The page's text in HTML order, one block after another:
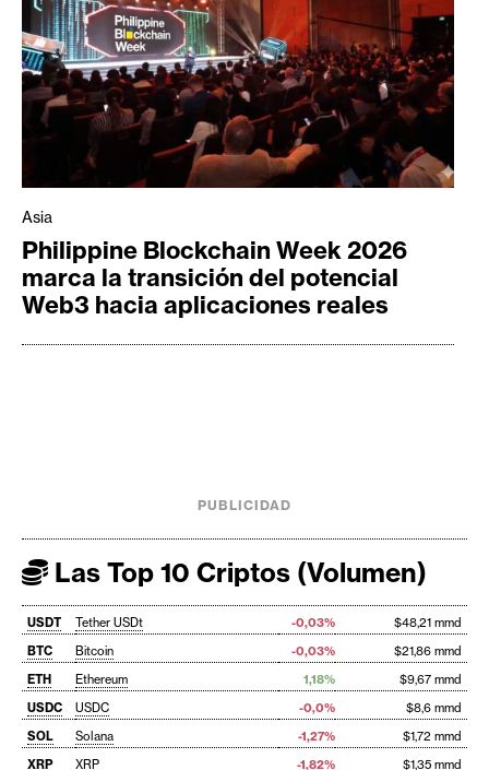
Asia
Philippine Blockchain Week 2026
marca la transición del potencial
Web3 hacia aplicaciones reales
PUBLICIDAD
Las Top 10 Criptos (Volumen)
USDT Tether USDt -0,03%
$48,21 mmd
BTC
Bitcoin -0,03%
$21,86 mmd
ETH
Ethereum 1,18%
$9,67 mmd
USDC
USDC -0,0%
$8,6 mmd
SOL
Solana -1,27%
$1,72 mmd
XRP
XRP -1,82% $1,35 mmd